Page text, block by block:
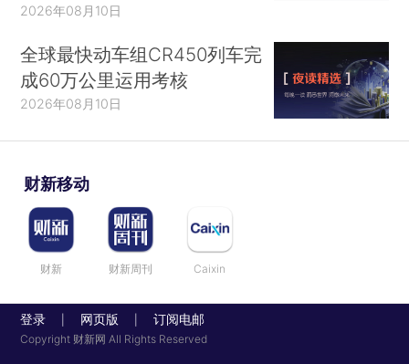
2026年08月10日
全球最快动车组CR450列车完
成60万公里运用考核
2026年08月10日
财新移动
财新 财新周刊 Caixin
登录 网页版 订阅电邮
Copyright 财新网 All Rights Reserved